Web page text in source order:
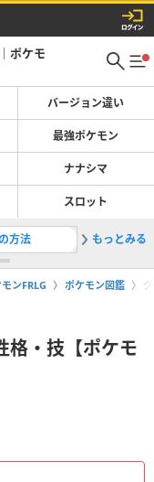
ポケモ
バージョン違い
最強ポケモン
ナナシマ
スロット
方法 2性格補
もっとみる
ンFRLG ポケモン図鑑
格・技【ポケモ